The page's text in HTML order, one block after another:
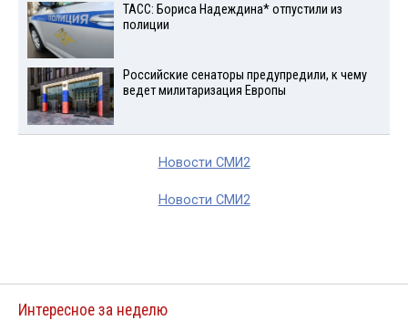
ТАСС: Бориса Надеждина* отпустили из
полиции
Российские сенаторы предупредили, к чему
ведет милитаризация Европы
Новости СМИ2
Новости СМИ2
Интересное за неделю